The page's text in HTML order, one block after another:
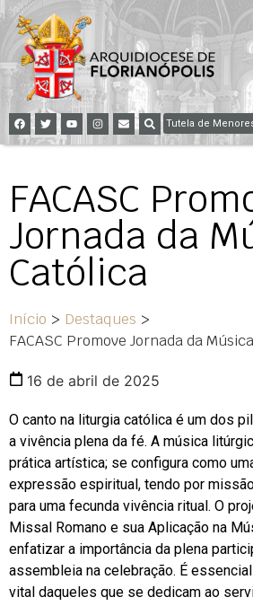
Tutela de
FACASC
Jornada da
Católica
Início > Destaques >
FACASC Promove Jornada da
16 de abril de 2025
O canto na liturgia católica é um dos
a vivência plena da fé. A música
prática artística; se configura como
expressão espiritual, tendo por
para uma fecunda vivência ritual. O
Missal Romano e sua Aplicação na
enfatizar a importância da plena
assembleia na celebração. É
vital daqueles que se dedicam ao